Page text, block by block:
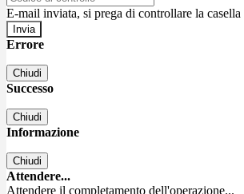
E-mail inviata, si prega di controllare la
Errore
Chiudi
Successo
Chiudi
Informazione
Chiudi
Attendere...
Attendere il completamento dell'operazione...